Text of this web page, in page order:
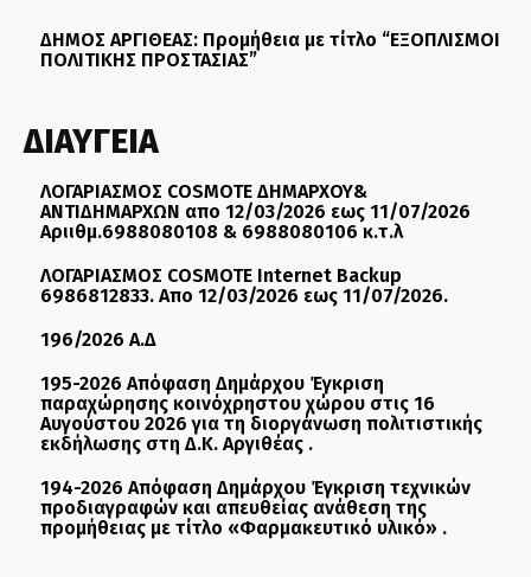
ΔΗΜΟΣ ΑΡΓΙΘΕΑΣ: Προμήθεια με τίτλο “ΕΞΟΠΛΙΣΜΟΙ
ΠΟΛΙΤΙΚΗΣ ΠΡΟΣΤΑΣΙΑΣ”
ΔΙΑΥΓΕΙΑ
ΛΟΓΑΡΙΑΣΜΟΣ COSMOTE ΔΗΜΑΡΧΟΥ&
ΑΝΤΙΔΗΜΑΡΧΩΝ απο 12/03/2026 εως 11/07/2026
Αριιθμ.6988080108 & 6988080106 κ.τ.λ
ΛΟΓΑΡΙΑΣΜΟΣ COSMOTE Internet Backup
6986812833. Απο 12/03/2026 εως 11/07/2026.
196/2026 Α.Δ
195-2026 Απόφαση Δημάρχου Έγκριση
παραχώρησης κοινόχρηστου χώρου στις 16
Αυγούστου 2026 για τη διοργάνωση πολιτιστικής
εκδήλωσης στη Δ.Κ. Αργιθέας .
194-2026 Απόφαση Δημάρχου Έγκριση τεχνικών
προδιαγραφών και απευθείας ανάθεση της
προμήθειας με τίτλο «Φαρμακευτικό υλικό» .